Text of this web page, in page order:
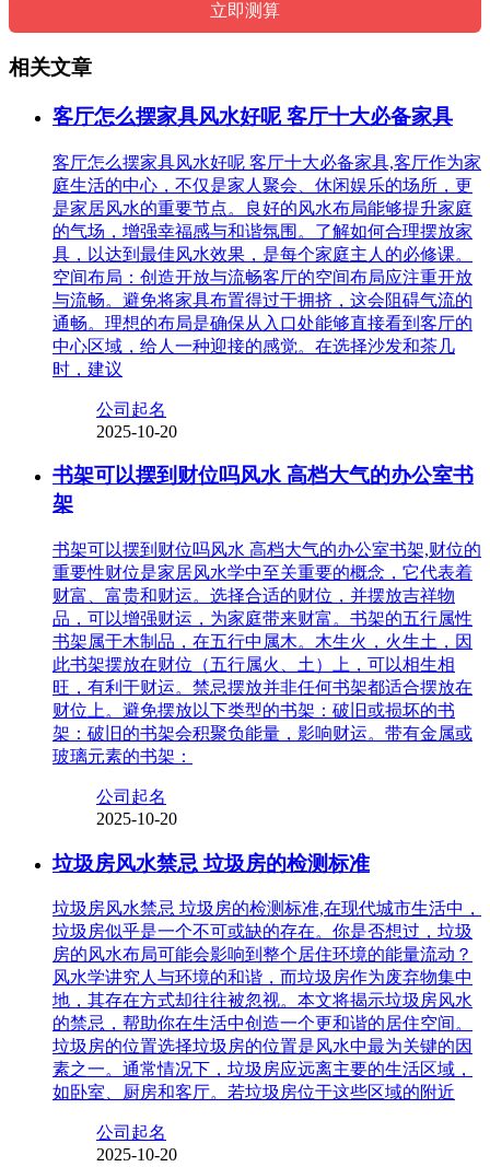
相关文章
客厅怎么摆家具风水好呢 客厅十大必备家具
客厅怎么摆家具风水好呢 客厅十大必备家具,客厅作为家
庭生活的中心，不仅是家人聚会、休闲娱乐的场所，更
是家居风水的重要节点。良好的风水布局能够提升家庭
的气场，增强幸福感与和谐氛围。了解如何合理摆放家
具，以达到最佳风水效果，是每个家庭主人的必修课。
空间布局：创造开放与流畅客厅的空间布局应注重开放
与流畅。避免将家具布置得过于拥挤，这会阻碍气流的
通畅。理想的布局是确保从入口处能够直接看到客厅的
中心区域，给人一种迎接的感觉。在选择沙发和茶几
时，建议
公司起名
2025-10-20
书架可以摆到财位吗风水 高档大气的办公室书
架
书架可以摆到财位吗风水 高档大气的办公室书架,财位的
重要性财位是家居风水学中至关重要的概念，它代表着
财富、富贵和财运。选择合适的财位，并摆放吉祥物
品，可以增强财运，为家庭带来财富。书架的五行属性
书架属于木制品，在五行中属木。木生火，火生土，因
此书架摆放在财位（五行属火、土）上，可以相生相
旺，有利于财运。禁忌摆放并非任何书架都适合摆放在
财位上。避免摆放以下类型的书架：破旧或损坏的书
架：破旧的书架会积聚负能量，影响财运。带有金属或
玻璃元素的书架：
公司起名
2025-10-20
垃圾房风水禁忌 垃圾房的检测标准
垃圾房风水禁忌 垃圾房的检测标准,在现代城市生活中，
垃圾房似乎是一个不可或缺的存在。你是否想过，垃圾
房的风水布局可能会影响到整个居住环境的能量流动？
风水学讲究人与环境的和谐，而垃圾房作为废弃物集中
地，其存在方式却往往被忽视。本文将揭示垃圾房风水
的禁忌，帮助你在生活中创造一个更和谐的居住空间。
垃圾房的位置选择垃圾房的位置是风水中最为关键的因
素之一。通常情况下，垃圾房应远离主要的生活区域，
如卧室、厨房和客厅。若垃圾房位于这些区域的附近
公司起名
2025-10-20